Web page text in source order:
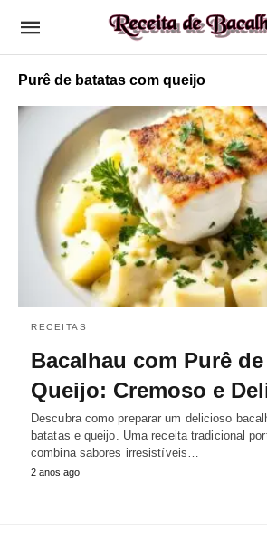
Purê de batatas com queijo
RECEITAS
Bacalhau com Purê
Queijo: Cremoso e
Descubra como preparar um delicioso
batatas e queijo. Uma receita tradicional
combina sabores irresistíveis…
2 anos ago